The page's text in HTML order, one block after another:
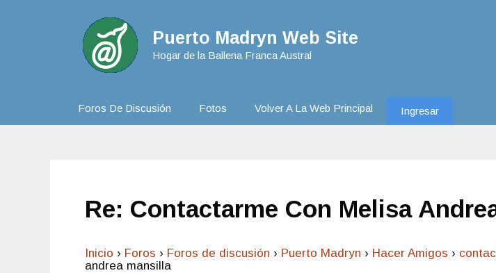
Puerto Madryn Web Site
Hogar de la Ballena Franca Austral
Foros De Discusión Fotos Volver A La Web Principal Ingresar
Re: Contactarme Con Melisa
Inicio › Foros › Foros de discusión › Puerto Madryn › Hacer Amigos ›
andrea mansilla